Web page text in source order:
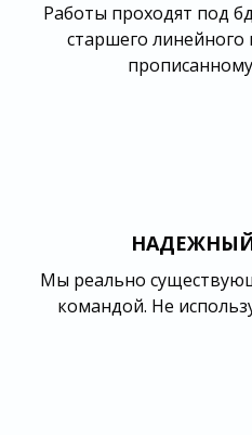
Работы проходят под
старшего линейного
Мы реально
командой. Не